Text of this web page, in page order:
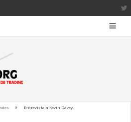
Entrevista a Kevin Davey.